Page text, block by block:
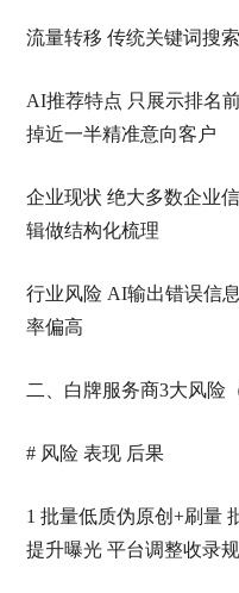
流量转移 传统关键词搜
AI推荐特点 只展示排名
掉近一半精准意向客户
企业现状 绝大多数企业
辑做结构化梳理
行业风险 AI输出错误信
率偏高
二、白牌服务商3大风险
# 风险 表现 后果
1 批量低质伪原创+刷量
提升曝光 平台调整收录